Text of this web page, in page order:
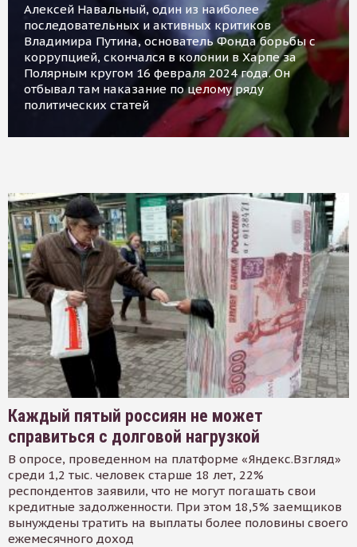
Алексей Навальный, один из наиболее
последовательных и активных критиков
Владимира Путина, основатель Фонда борьбы с
коррупцией, скончался в колонии в Харпе за
Полярным кругом 16 февраля 2024 года. Он
отбывал там наказание по целому ряду
политических статей
Каждый пятый россиян не может
справиться с долговой нагрузкой
В опросе, проведенном на платформе «Яндекс.Взгляд»
среди 1,2 тыс. человек старше 18 лет, 22%
респондентов заявили, что не могут погашать свои
кредитные задолженности. При этом 18,5% заемщиков
вынуждены тратить на выплаты более половины своего
ежемесячного доход